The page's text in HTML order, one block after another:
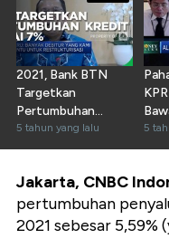
2021, Bank BTN
Targetkan
Pertumbuhan
Kredit 7%
5 tahun yang lalu 5
Jakarta, CNBC
pertumbuhan
2021 sebesar 5,59%